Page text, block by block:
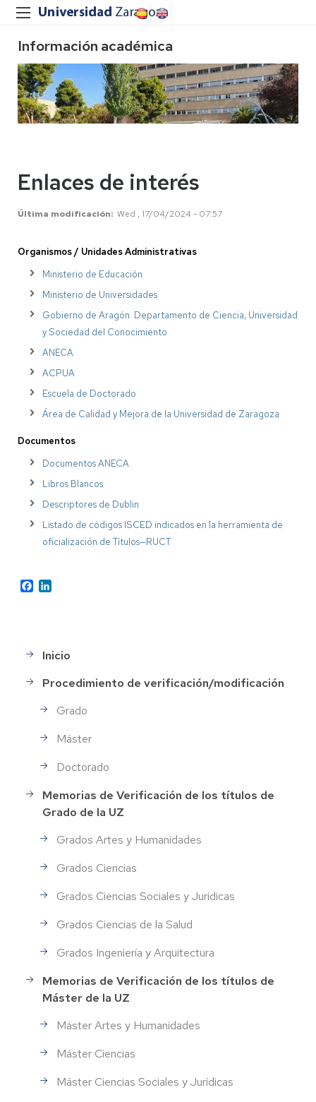
Información académica
Enlaces de interés
Última modificación Wed , 17/04/2024 - 07:57
Organismos / Unidades Administrativas
Ministerio de Educación
Ministerio de Universidades
Gobierno de Aragón. Departamento de Ciencia, Universidad
y Sociedad del Conocimiento
ANECA
ACPUA
Escuela de Doctorado
Área de Calidad y Mejora de la Universidad de Zaragoza
Documentos
Documentos ANECA
Libros Blancos
Descriptores de Dublin
Listado de códigos ISCED indicados en la herramienta de
oficialización de Títulos—RUCT
Facebook
menu-
ofiplan
Inicio
Procedimiento de verificación/modificación
Grado
Máster
Doctorado
Memorias de Verificación de los títulos de
Grado de la UZ
Grados Artes y Humanidades
Grados Ciencias
Grados Ciencias Sociales y Juridicas
Grados Ciencias de la Salud
Grados Ingeniería y Arquitectura
Memorias de Verificación de los títulos de
Máster de la UZ
Máster Artes y Humanidades
Máster Ciencias
Máster Ciencias Sociales y Jurídicas